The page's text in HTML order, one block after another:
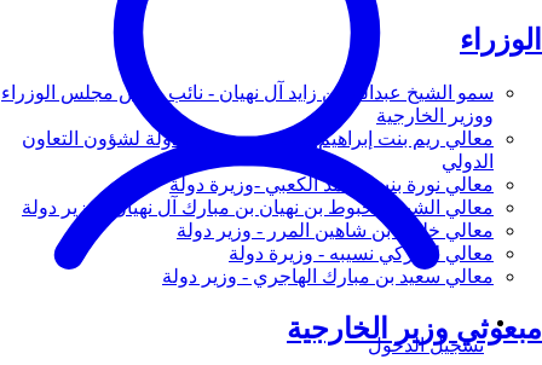
الوزراء
سمو الشيخ عبدالله بن زايد آل نهيان - نائب رئيس مجلس الوزراء
ووزير الخارجية
معالي ريم بنت إبراهيم الهاشمي - وزيرة دولة لشؤون التعاون
الدولي
معالي نورة بنت محمد الكعبي -وزيرة دولة
معالي الشيخ شخبوط بن نهيان بن مبارك آل نهيان - وزير دولة
معالي خليفة بن شاهين المرر - وزير دولة
معالي لانا زكي نسيبه - وزيرة دولة
معالي سعيد بن مبارك الهاجري - وزير دولة
مبعوثي وزير الخارجية
تسجيل الدخول